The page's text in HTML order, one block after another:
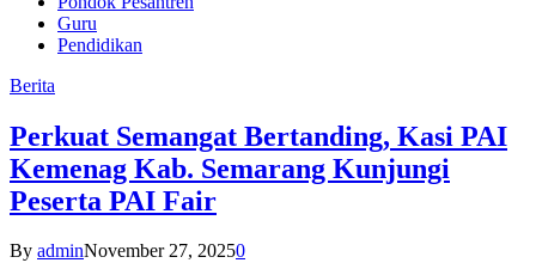
Guru
Pendidikan
Berita
Perkuat Semangat Bertanding, Kasi PAI
Kemenag Kab. Semarang Kunjungi
Peserta PAI Fair
By adminNovember 27, 20250